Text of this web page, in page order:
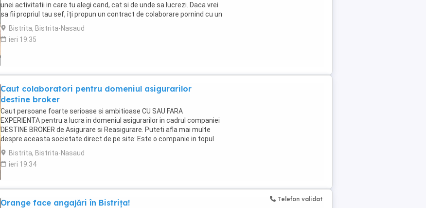
unei activitatii in care tu alegi cand, cat si de unde sa lucrezi. Daca vrei
sa fii propriul tau sef, îți propun un contract de colaborare pornind cu un
...
Bistrita, Bistrita-Nasaud
ieri 19:35
Caut colaboratori pentru domeniul asigurarilor
destine broker
Caut persoane foarte serioase si ambitioase CU SAU FARA
EXPERIENTA pentru a lucra in domeniul asigurarilor in cadrul companiei
DESTINE BROKER de Asigurare si Reasigurare. Puteti afla mai multe
despre aceasta societate direct de pe site: Este o companie in topul
brokerilor de asigurare din Romania ...
Bistrita, Bistrita-Nasaud
ieri 19:34
Orange face angajări în Bistrița! Telefon validat